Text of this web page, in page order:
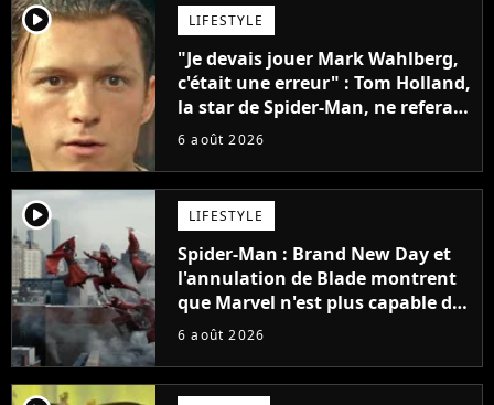
player2 LIFESTYLE
"Je devais jouer Mark Wahlberg,
c'était une erreur" : Tom Holland,
la star de Spider-Man, ne referait
pas ce blockbuster
6 août 2026
player2 LIFESTYLE
Spider-Man : Brand New Day et
l'annulation de Blade montrent
que Marvel n'est plus capable de
faire quoi que ce soit de simple
6 août 2026